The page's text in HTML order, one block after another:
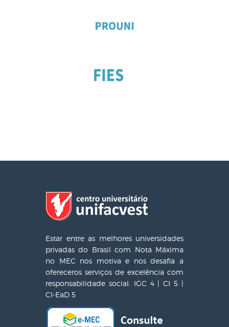
Estar entre as melhores universidades
privadas do Brasil com Nota Máxima
no MEC nos motiva e nos desafia a
ofereceros serviços de excelência com
responsabilidade social. IGC 4 | CI 5 |
CI-EaD 5